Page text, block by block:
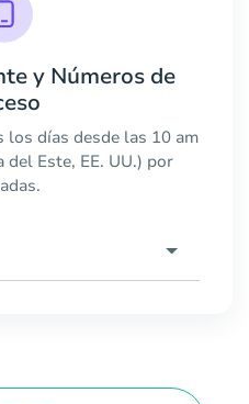
y Números de
días desde las 10 am
Este, EE. UU.) por